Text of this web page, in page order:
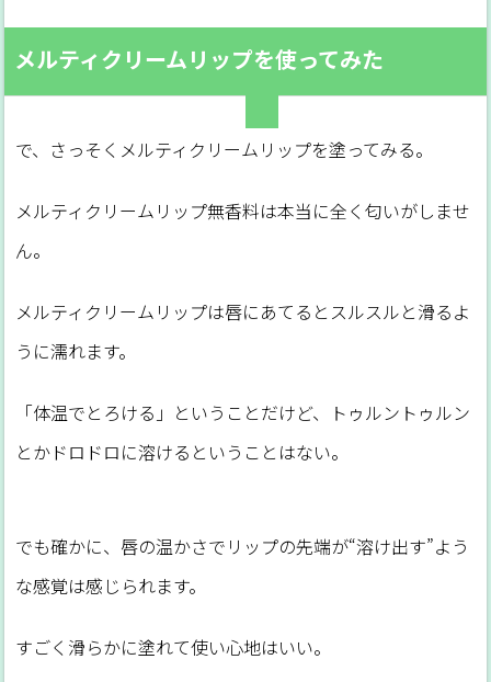
メルティクリームリップを使ってみた
で、さっそくメルティクリームリップを塗ってみる。
メルティクリームリップ無香料は本当に全く匂いがしませ
ん。
メルティクリームリップは唇にあてるとスルスルと滑るよ
うに濡れます。
「体温でとろける」ということだけど、トゥルントゥルン
とかドロドロに溶けるということはない。
でも確かに、唇の温かさでリップの先端が“溶け出す”よう
な感覚は感じられます。
すごく滑らかに塗れて使い心地はいい。